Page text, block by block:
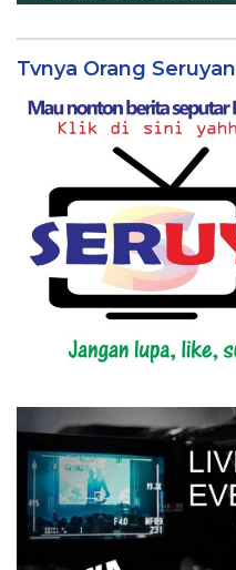
Tvnya Orang Seruyan